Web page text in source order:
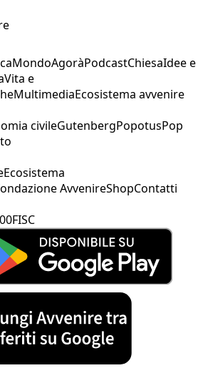
MondoAgoràPodcastChiesaIdee e
Vita e
MultimediaEcosistema avvenire
civileGutenbergPopotusPop
Ecosistema
AvvenireShopContatti
FISC